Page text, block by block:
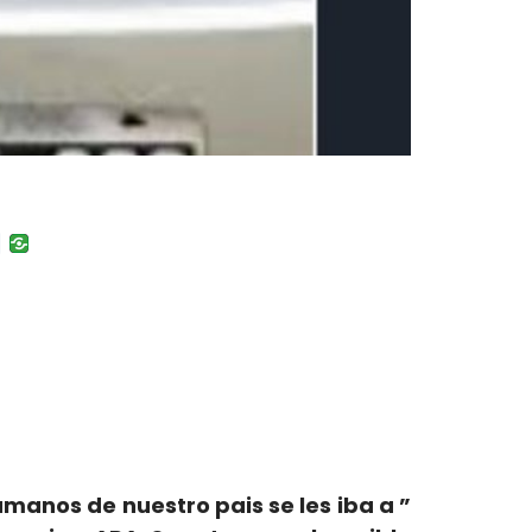
VK
de nuestro pais se les iba a ”